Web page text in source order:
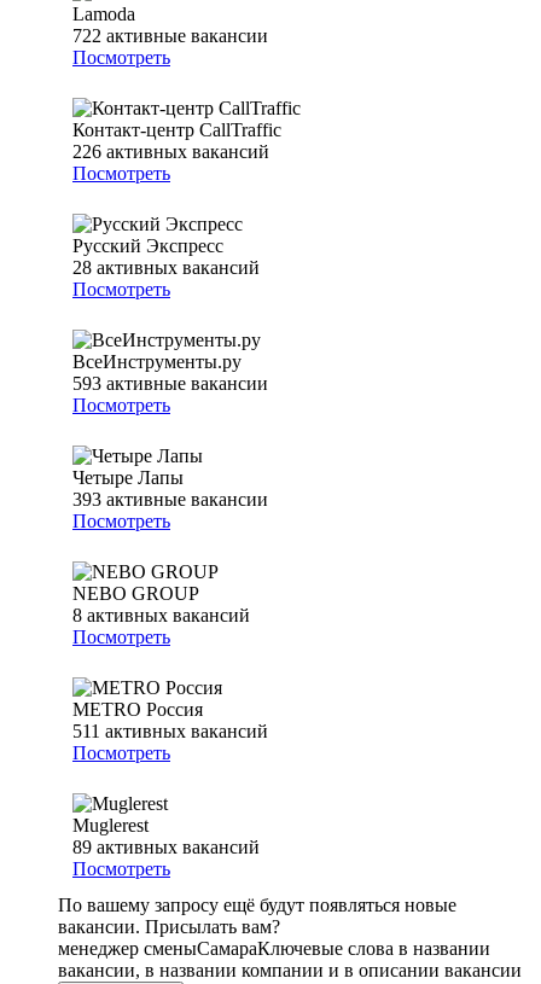
Lamoda
722 активные вакансии
Посмотреть
Контакт-центр CallTraffic
226 активных вакансий
Посмотреть
Русский Экспресс
28 активных вакансий
Посмотреть
ВсеИнструменты.ру
593 активные вакансии
Посмотреть
Четыре Лапы
393 активные вакансии
Посмотреть
NEBO GROUP
8 активных вакансий
Посмотреть
METRO Россия
511 активных вакансий
Посмотреть
Muglerest
89 активных вакансий
Посмотреть
По вашему запросу ещё будут появляться новые
вакансии. Присылать вам?
менеджер сменыСамараКлючевые слова в названии
вакансии, в названии компании и в описании вакансии